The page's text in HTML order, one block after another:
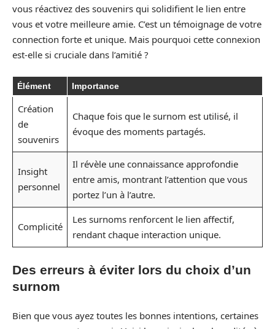
vous réactivez des souvenirs qui solidifient le lien entre
vous et votre meilleure amie. C’est un témoignage de votre
connection forte et unique. Mais pourquoi cette connexion
est-elle si cruciale dans l’amitié ?
Élément Importance
Création
de
souvenirs
Chaque fois que le surnom est utilisé, il
évoque des moments partagés.
Insight
personnel
Il révèle une connaissance approfondie
entre amis, montrant l’attention que vous
portez l’un à l’autre.
Complicité
Les surnoms renforcent le lien affectif,
rendant chaque interaction unique.
Des erreurs à éviter lors du choix d’un
surnom
Bien que vous ayez toutes les bonnes intentions, certaines